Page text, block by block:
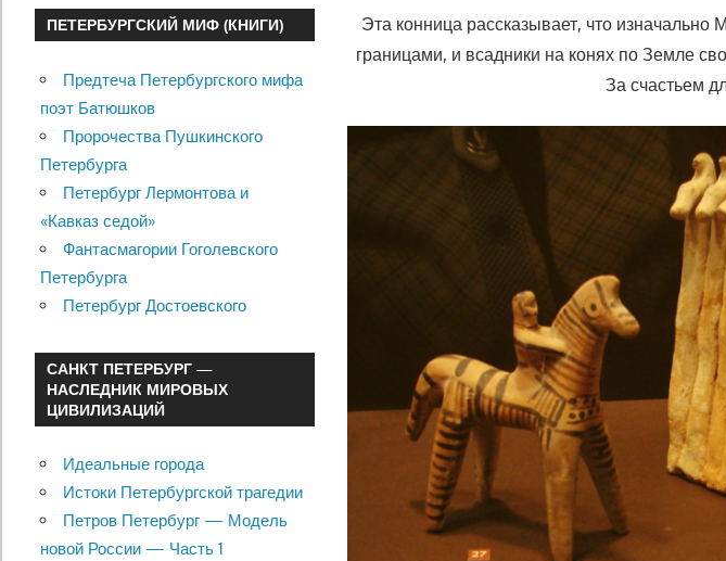
Эта конница рассказывает, что
границами, и всадники на конях по Земле
За счастьем
ПЕТЕРБУРГСКИЙ МИФ (КНИГИ)
Предтеча Петербургского мифа
поэт Батюшков
Пророчества Пушкинского
Петербурга
Петербург Лермонтова и
«Кавказ седой»
Фантасмагории Гоголевского
Петербурга
Петербург Достоевского
САНКТ ПЕТЕРБУРГ —
НАСЛЕДНИК МИРОВЫХ
ЦИВИЛИЗАЦИЙ
Идеальные города
Истоки Петербургской трагедии
Петров Петербург — Модель
новой России — Часть 1